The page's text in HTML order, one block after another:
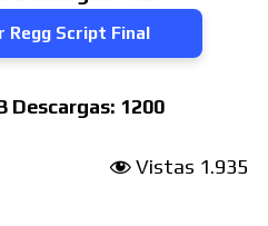
Regg Script Final
Descargas: 1200
Vistas 1.935